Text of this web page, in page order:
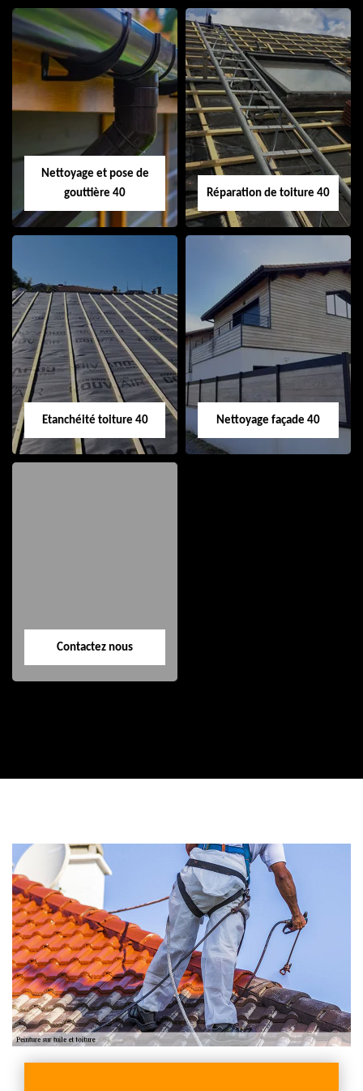
Isolation de toiture
40
Peinture sur tuile
40
Nettoyage et pose de
gouttière 40
Nettoyage et pose
de gouttière 40
Réparation de toiture 40
Réparation de
toiture 40
Etanchéité toiture 40 Nettoyage façade 40
Contactez nous